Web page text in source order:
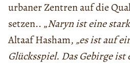
urbaner Zentren auf die
setzen.. „Naryn ist eine
Altaaf Hasham,„es ist auf
Glücksspiel. Das Gebirge